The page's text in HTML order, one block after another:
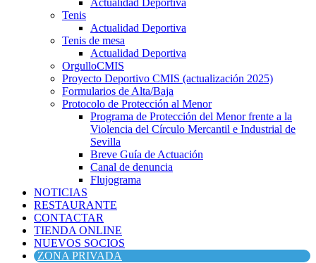
Actualidad Deportiva
Tenis
Actualidad Deportiva
Tenis de mesa
Actualidad Deportiva
OrgulloCMIS
Proyecto Deportivo CMIS (actualización 2025)
Formularios de Alta/Baja
Protocolo de Protección al Menor
Programa de Protección del Menor frente a la
Violencia del Círculo Mercantil e Industrial de
Sevilla
Breve Guía de Actuación
Canal de denuncia
Flujograma
NOTICIAS
RESTAURANTE
CONTACTAR
TIENDA ONLINE
NUEVOS SOCIOS
ZONA PRIVADA